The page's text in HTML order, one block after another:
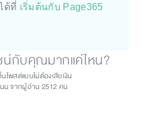
ด้ที่ เริ่มต้นกับ Page365
น์กับคุณมากแค่ไหน?
โพสต์แบบไม่ต้องเสียเงิน
นน จากผู้อ่าน2512 คน